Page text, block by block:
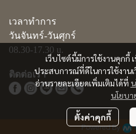
เว็บไซต์นี้มีการใช้งานคุก
ประสบการณ์ที่ดีในการใช้งาน
อ่านรายละเอียดเพิ่มเติมได้ที่
นโยบ
ตั้งค่าคุกกี้
เวลาทำการ
วันจันทร์-วันศุกร์
08.30-17.30 u.
ติดต่อเรา
Powered By